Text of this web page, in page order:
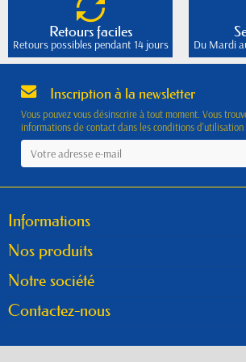
Retours faciles
Retours possibles pendant 14 jours Du Mardi
Inscription à la newsletter
Vous pouvez vous désinscrire à tout moment. Vous
informations de contact dans les conditions d'utilisation
Informations
Nos produits
Notre société
Contactez-nous